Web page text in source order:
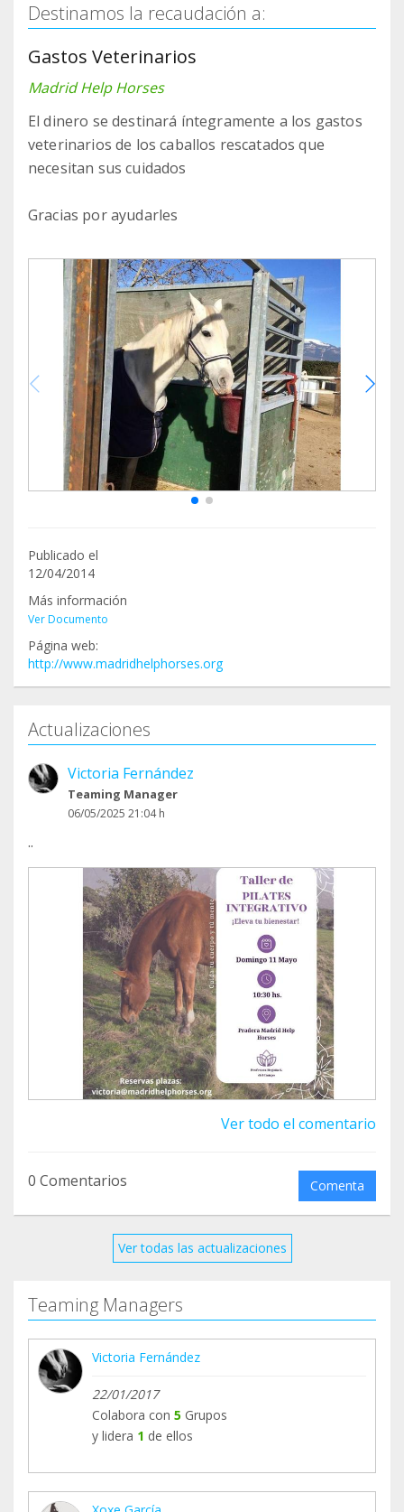
Destinamos la recaudación a:
Gastos Veterinarios
Madrid Help Horses
El dinero se destinará íntegramente a los gastos
veterinarios de los caballos rescatados que
necesitan sus cuidados
Gracias por ayudarles
Publicado el
12/04/2014
Más información
Ver Documento
Página web:
http://www.madridhelphorses.org
Actualizaciones
Victoria Fernández
Teaming Manager
06/05/2025 21:04 h
..
Ver todo el comentario
0 Comentarios Comenta
Ver todas las actualizaciones
Teaming Managers
Victoria Fernández
22/01/2017
Colabora con 5 Grupos
y lidera 1 de ellos